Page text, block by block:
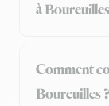
à
Comment
Boureuilles ?